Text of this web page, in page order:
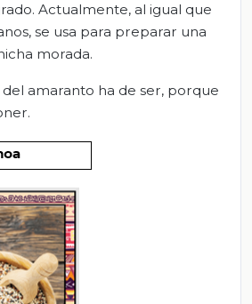
Actualmente, al igual que
se usa para preparar una
morada.
del amaranto ha de ser, porque